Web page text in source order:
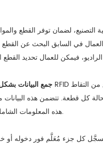
في السابق البحث عن القطع
جمع البيانات علامات RFID
لحالة كل قطعة. تتضمن هذه
هذه المعلومات الشاملة، يُمكن للمُصنّعين اتخاذ قرارات مبنية على البيانات تُعزز الكفاءة وتُخفّض التكاليف.